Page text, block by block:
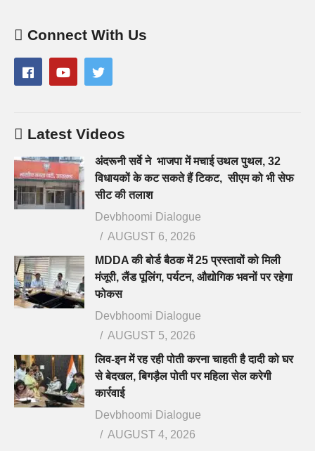
Connect With Us
Latest Videos
अंदरूनी सर्वे ने भाजपा में मचाई उथल पुथल, 32
विधायकों के कट सकते हैं टिकट, सीएम को भी सेफ
सीट की तलाश
Devbhoomi Dialogue
AUGUST 6, 2026
MDDA की बोर्ड बैठक में 25 प्रस्तावों को मिली
मंजूरी, लैंड पूलिंग, पर्यटन, औद्योगिक भवनों पर रहेगा
फोकस
Devbhoomi Dialogue
AUGUST 5, 2026
लिव-इन में रह रही पोती करना चाहती है दादी को घर
से बेदखल, बिगड़ैल पोती पर महिला सेल करेगी
कार्रवाई
Devbhoomi Dialogue
AUGUST 4, 2026